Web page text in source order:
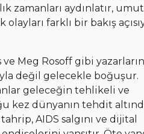
zamanları aydınlatır,
farklı bir bakış
Meg Rosoff gibi yazarların
değil gelecekle boğuşur.
geleceğin tehlikeli ve
kez dünyanın tehdit
AIDS salgını ve dijital